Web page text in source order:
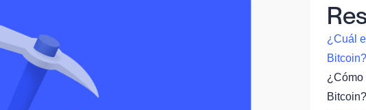
¿Cuál
Bitcoin?
¿Cómo
Bitcoin?